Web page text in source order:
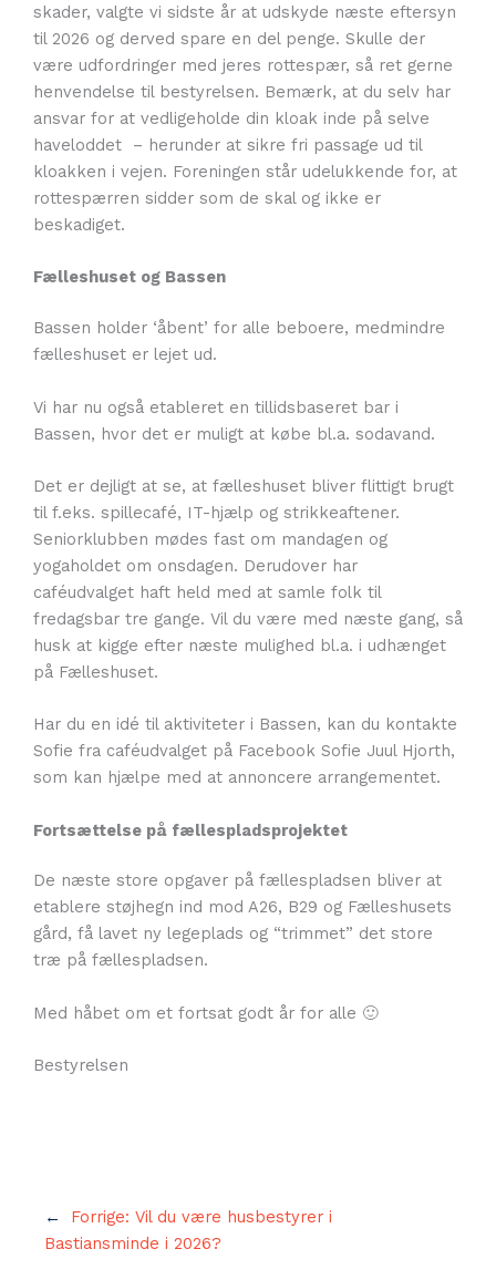
skader, valgte vi sidste år at udskyde næste eftersyn
til 2026 og derved spare en del penge. Skulle der
være udfordringer med jeres rottespær, så ret gerne
henvendelse til bestyrelsen. Bemærk, at du selv har
ansvar for at vedligeholde din kloak inde på selve
haveloddet – herunder at sikre fri passage ud til
kloakken i vejen. Foreningen står udelukkende for, at
rottespærren sidder som de skal og ikke er
beskadiget.
Fælleshuset og Bassen
Bassen holder ‘åbent’ for alle beboere, medmindre
fælleshuset er lejet ud.
Vi har nu også etableret en tillidsbaseret bar i
Bassen, hvor det er muligt at købe bl.a. sodavand.
Det er dejligt at se, at fælleshuset bliver flittigt brugt
til f.eks. spillecafé, IT-hjælp og strikkeaftener.
Seniorklubben mødes fast om mandagen og
yogaholdet om onsdagen. Derudover har
caféudvalget haft held med at samle folk til
fredagsbar tre gange. Vil du være med næste gang, så
husk at kigge efter næste mulighed bl.a. i udhænget
på Fælleshuset.
Har du en idé til aktiviteter i Bassen, kan du kontakte
Sofie fra caféudvalget på Facebook Sofie Juul Hjorth,
som kan hjælpe med at annoncere arrangementet.
Fortsættelse på fællespladsprojektet
De næste store opgaver på fællespladsen bliver at
etablere støjhegn ind mod A26, B29 og Fælleshusets
gård, få lavet ny legeplads og “trimmet” det store
træ på fællespladsen.
Med håbet om et fortsat godt år for alle 🙂
Bestyrelsen
← Forrige: Vil du være husbestyrer i
Bastiansminde i 2026?